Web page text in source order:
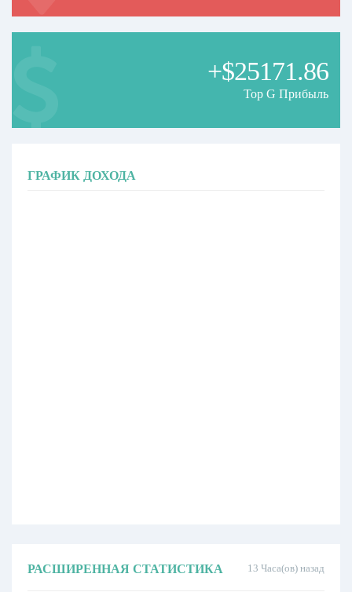
+$25171.86
Top G Прибыль
ГРАФИК ДОХОДА
13 Часа(ов) назад
РАСШИРЕННАЯ СТАТИСТИКА